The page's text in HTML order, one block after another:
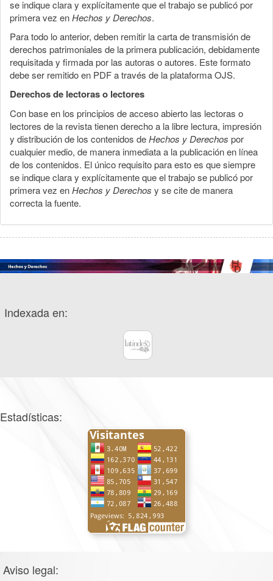
se indique clara y explícitamente que el trabajo se publicó por
primera vez enHechos y Derechos.
Para todo lo anterior, deben remitir la carta de transmisión de
derechos patrimoniales de la primera publicación, debidamente
requisitada y firmada por las autoras o autores. Este formato
debe ser remitido en PDF a través de la plataforma OJS.
Derechos de lectoras o lectores
Con base en los principios de acceso abierto las lectoras o
lectores de la revista tienen derecho a la libre lectura, impresión
y distribución de los contenidos deHechos y Derechos por
cualquier medio, de manera inmediata a la publicación en línea
de los contenidos. El único requisito para esto es que siempre
se indique clara y explícitamente que el trabajo se publicó por
primera vez enHechos y Derechos y se cite de manera
correcta la fuente.
Indexada en:
Estadísticas:
Aviso legal: